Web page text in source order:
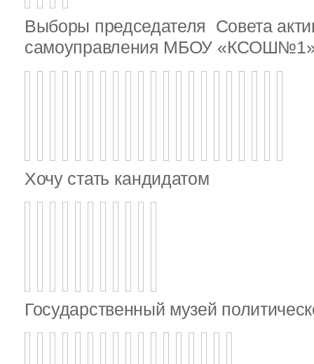
Выборы председателя Совета
самоуправления МБОУ
Хочу стать кандидатом
Государственный музей